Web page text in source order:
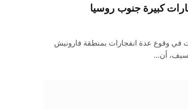
كبيرة جنوب روسيا
في وقوع عدة انفجارات بمنطقة فارونيش
أن…